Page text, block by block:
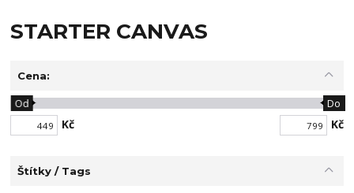
STARTER CANVAS
Cena:
Kč
Od Do
Kč
Štítky / Tags